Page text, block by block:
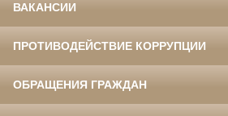
ВАКАНСИИ
ПРОТИВОДЕЙСТВИЕ КОРРУПЦИИ
ОБРАЩЕНИЯ ГРАЖДАН